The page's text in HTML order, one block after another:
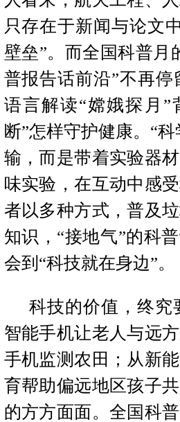
只存在于新闻与论文
壁垒”。而全国科普月
普报告话前沿”不再
语言解读“嫦娥探月
断”怎样守护健康。“
输，而是带着实验器
味实验，在互动中感
者以多种方式，普及
知识，“接地气”的科
会到“科技就在身边”。
科技的价值，终究
智能手机让老人与远
手机监测农田；从新
育帮助偏远地区孩子
的方方面面。全国科